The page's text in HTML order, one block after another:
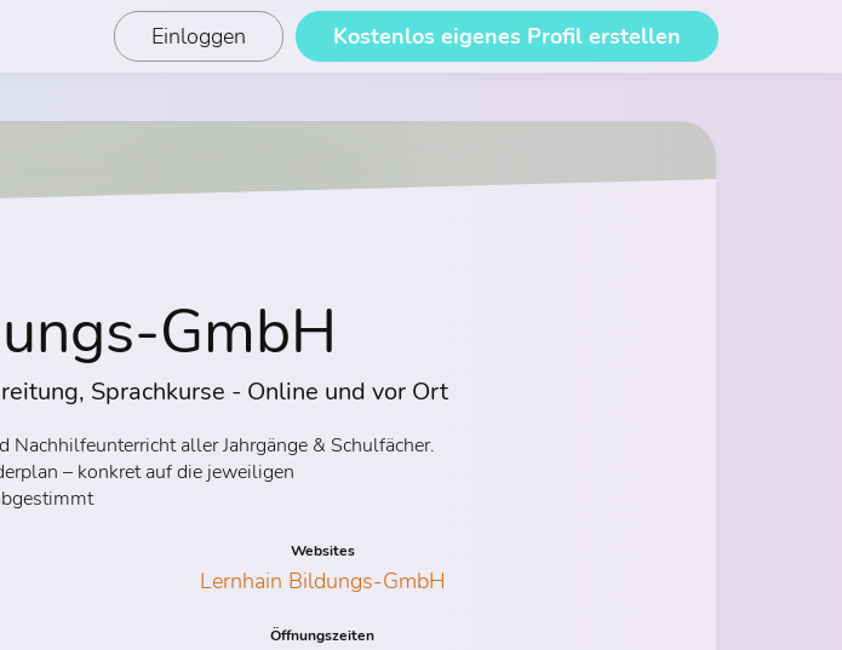
Einloggen Kostenlos eigenes Profil erstellen
GmbH
Sprachkurse - Online und vor Ort
aller Jahrgänge & Schulfächer.
– konkret auf die jeweiligen
Websites
Lernhain Bildungs-GmbH
Öffnungszeiten